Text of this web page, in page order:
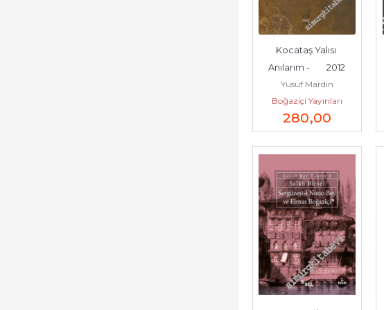
Kocataş Yalısı
Anılarım -        2012
Yusuf Mardin
Boğaziçi Yayınları
280,00